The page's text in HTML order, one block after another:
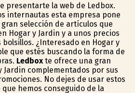
presentarte la web de Ledbox.
internautas esta empresa pone
selección de artículos que
Hogar y Jardin y a unos precios
¿Interesado en Hogar y
que estés buscando la forma de
Ledboxte ofrece una gran
Jardin complementados por sus
No dejes de usar estos
que hemos conseguido de la